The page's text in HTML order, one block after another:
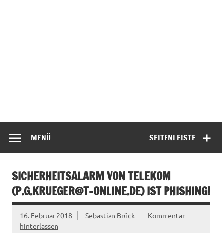
SEITENLEISTE
MENÜ
SICHERHEITSALARM VON TELEKOM
(P.G.KRUEGER@T-ONLINE.DE) IST PHISHING!
16. Februar 2018 Sebastian Brück
Kommentar
hinterlassen